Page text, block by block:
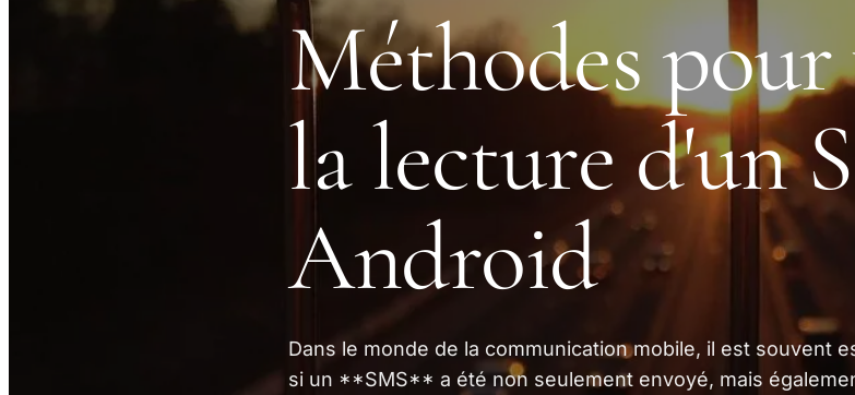
Méthodes
la lecture d'un
Android
Dans le monde de la communication mobile, il est souvent
si un **SMS** a été non seulement envoyé, mais